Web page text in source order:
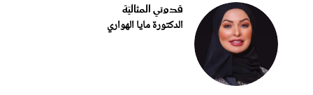
قدوتي المثاليّة
الدكتورة مايا الهواري